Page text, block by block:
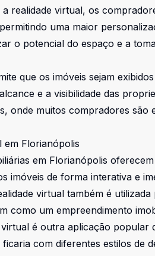
a realidade virtual, os
uma maior
o potencial do espaço e a
que os imóveis sejam
e a visibilidade das
onde muitos compradores são
em Florianópolis
em Florianópolis
imóveis de forma interativa e
virtual também é
como um empreendimento
é outra aplicação popular
com diferentes estilos de